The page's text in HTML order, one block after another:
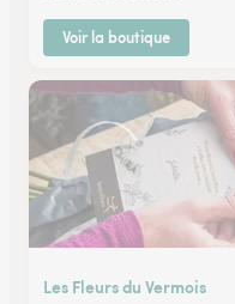
Voir la boutique
Les Fleurs du Vermois